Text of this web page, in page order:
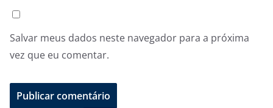
Salvar meus dados neste navegador para a próxima
vez que eu comentar.